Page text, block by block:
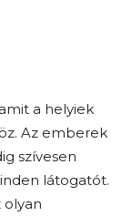
a helyiek
Az emberek
szívesen
látogatót.
olyan